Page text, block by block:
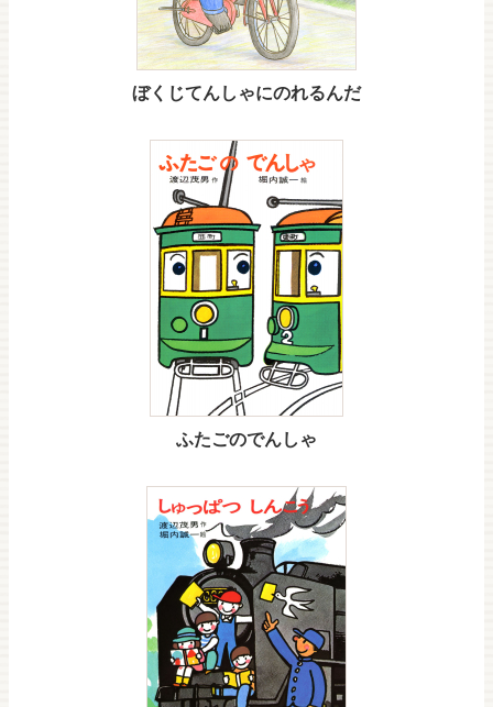
ぼくじてんしゃにのれるんだ
ふたごのでんしゃ